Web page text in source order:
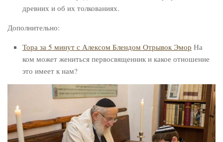
древних и об их толкованиях.
Дополнительно:
Тора за 5 минут с Алексом Блендом Отрывок Эмор На
ком может жениться первосвященник и какое отношение
это имеет к нам?